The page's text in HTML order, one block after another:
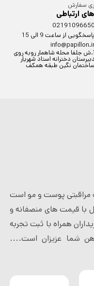
سفارش
ارتباطی
02191096650
پاسخگویی از ساعت 9 الی 15
جلفا محله شاهمار روبه روی
دبیرستان دخترانه استاد شهریار
ساختمان نگین طبقه همکف
پوست و مو است
با قیمت های منصفانه و
همراه با ثبت تجربه
شما عزیزان است....